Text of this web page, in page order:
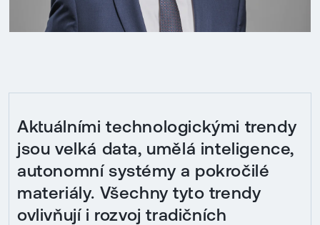
Aktuálními technologickými trendy
jsou velká data, umělá inteligence,
autonomní systémy a pokročilé
materiály. Všechny tyto trendy
ovlivňují i rozvoj tradičních